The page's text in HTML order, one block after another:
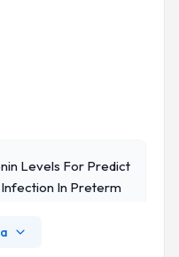
Levels For Predict
In Preterm